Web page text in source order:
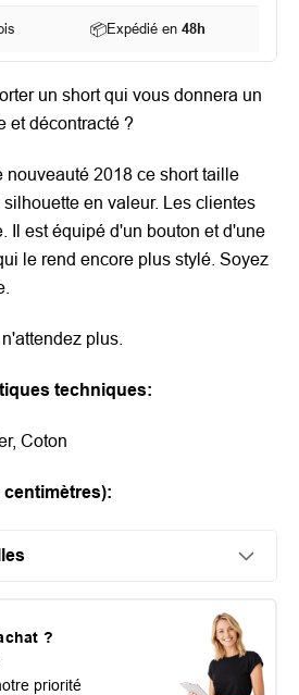
📦Expédié en48h
un short qui vous donnera un
et décontracté ?
nouveauté 2018 ce short taille
en valeur.
Les clientes
Il est équipé d'un bouton et d'une
le rend encore plus stylé. Soyez
plus.
techniques:
Coton
centimètres):
?
priorité